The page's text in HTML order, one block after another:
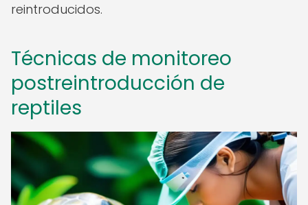
reintroducidos.
Técnicas de monitoreo
postreintroducción de
reptiles